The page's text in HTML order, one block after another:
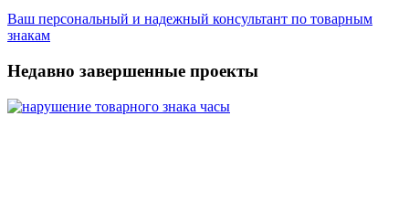
Ваш персональный и надежный консультант по товарным
знакам
Недавно завершенные проекты